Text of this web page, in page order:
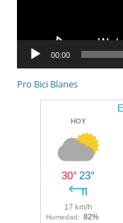
00:00
Pro Bici Blanes